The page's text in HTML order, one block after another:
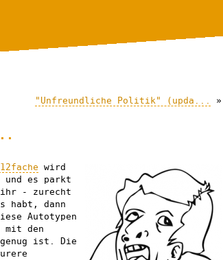
"Unfreundliche Politik" (upda... »
wird
und es parkt
ihr - zurecht
habt, dann
Autotypen
den
ist. Die